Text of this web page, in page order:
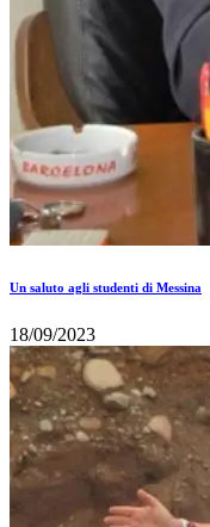
Un saluto agli studenti di Messina
18/09/2023